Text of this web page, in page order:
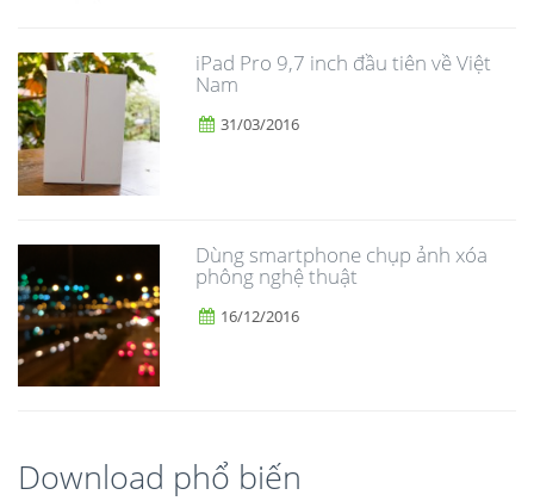
iPad Pro 9,7 inch đầu tiên về Việt
Nam
31/03/2016
Dùng smartphone chụp ảnh xóa
phông nghệ thuật
16/12/2016
Download phổ biến